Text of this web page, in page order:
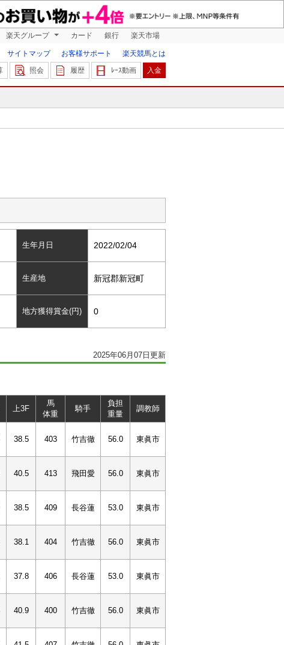
楽天グループ カード 銀行 楽天市場
サイトマップ お客様サポート
楽天競馬とは
照会 履歴 ﾚｰｽ動画 入金
生年月日 2022/02/04
生産地 新冠郡新冠町
地方獲得賞金(円) 0
2025年06月07日更新
上3F
馬
体重
騎手
負担
重量
調教師
38.5 403 竹吉徹 56.0 東眞市
40.5 413 飛田愛 56.0 東眞市
38.5 409 長谷蓮 53.0 東眞市
38.1 404 竹吉徹 56.0 東眞市
37.8 406 長谷蓮 53.0 東眞市
40.9 400 竹吉徹 56.0 東眞市